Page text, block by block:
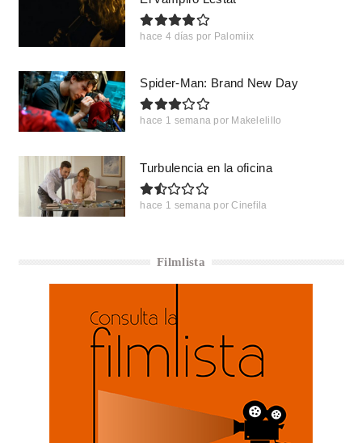
hace 4 días por Palomiix
Spider-Man: Brand New Day
hace 1 semana por Makelelillo
Turbulencia en la oficina
hace 1 semana por Cinefila
Filmlista